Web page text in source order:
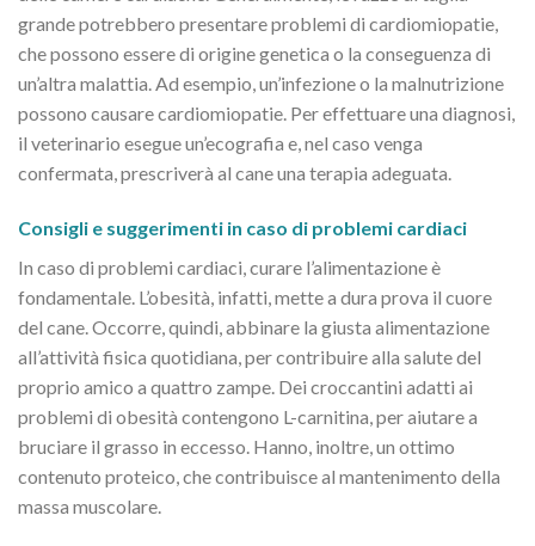
grande potrebbero presentare problemi di cardiomiopatie,
che possono essere di origine genetica o la conseguenza di
un’altra malattia. Ad esempio, un’infezione o la malnutrizione
possono causare cardiomiopatie. Per effettuare una diagnosi,
il veterinario esegue un’ecografia e, nel caso venga
confermata, prescriverà al cane una terapia adeguata.
Consigli e suggerimenti in caso di problemi cardiaci
In caso di problemi cardiaci, curare l’alimentazione è
fondamentale. L’obesità, infatti, mette a dura prova il cuore
del cane. Occorre, quindi, abbinare la giusta alimentazione
all’attività fisica quotidiana, per contribuire alla salute del
proprio amico a quattro zampe. Dei croccantini adatti ai
problemi di obesità contengono L-carnitina, per aiutare a
bruciare il grasso in eccesso. Hanno, inoltre, un ottimo
contenuto proteico, che contribuisce al mantenimento della
massa muscolare.